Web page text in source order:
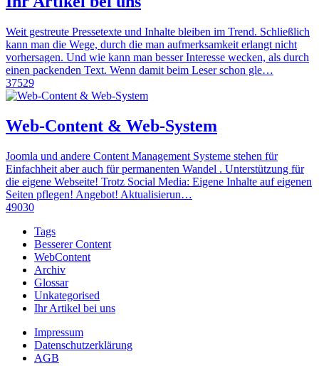
Weit gestreute Pressetexte und Inhalte bleiben im Trend. Schließlich
kann man die Wege, durch die man aufmerksamkeit erlangt nicht
vorhersagen. Und wie kann man besser Interesse wecken, als durch
einen packenden Text. Wenn damit beim Leser schon gle…
37529
Web-Content & Web-System
Joomla und andere Content Management Systeme stehen für
Einfachheit aber auch für permanenten Wandel . Unterstützung für
die eigene Webseite! Trotz Social Media: Eigene Inhalte auf eigenen
Seiten pflegen! Angebot! Aktualisierun…
49030
Tags
Besserer Content
WebContent
Archiv
Glossar
Unkategorised
Ihr Artikel bei uns
Impressum
Datenschutzerklärung
AGB